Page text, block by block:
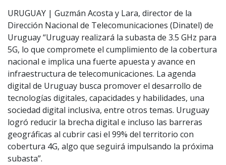
URUGUAY | Guzmán Acosta y Lara, director de la
Dirección Nacional de Telecomunicaciones (Dinatel) de
Uruguay “Uruguay realizará la subasta de 3.5 GHz para
5G, lo que compromete el cumplimiento de la cobertura
nacional e implica una fuerte apuesta y avance en
infraestructura de telecomunicaciones. La agenda
digital de Uruguay busca promover el desarrollo de
tecnologías digitales, capacidades y habilidades, una
sociedad digital inclusiva, entre otros temas. Uruguay
logró reducir la brecha digital e incluso las barreras
geográficas al cubrir casi el 99% del territorio con
cobertura 4G, algo que seguirá impulsando la próxima
subasta”.